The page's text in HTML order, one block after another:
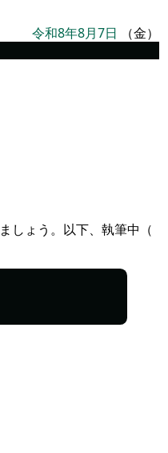
令和8年8月7日 （金）
しょう。以下、執筆中（